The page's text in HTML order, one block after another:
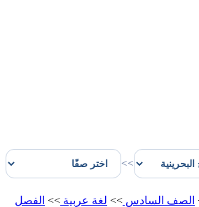
>>
الصف السادس >> لغة عربية >> الفصل